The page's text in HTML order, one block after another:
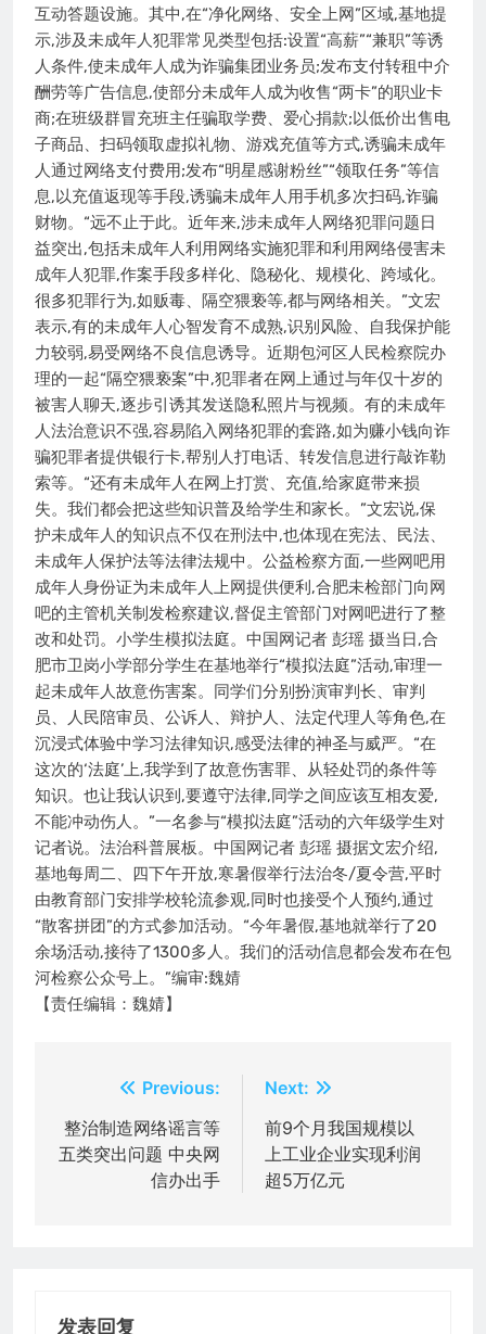
互动答题设施。其中,在“净化网络、安全上网”区域,基地提
示,涉及未成年人犯罪常见类型包括:设置“高薪”“兼职”等诱
人条件,使未成年人成为诈骗集团业务员;发布支付转租中介
酬劳等广告信息,使部分未成年人成为收售“两卡”的职业卡
商;在班级群冒充班主任骗取学费、爱心捐款;以低价出售电
子商品、扫码领取虚拟礼物、游戏充值等方式,诱骗未成年
人通过网络支付费用;发布“明星感谢粉丝”“领取任务”等信
息,以充值返现等手段,诱骗未成年人用手机多次扫码,诈骗
财物。“远不止于此。近年来,涉未成年人网络犯罪问题日
益突出,包括未成年人利用网络实施犯罪和利用网络侵害未
成年人犯罪,作案手段多样化、隐秘化、规模化、跨域化。
很多犯罪行为,如贩毒、隔空猥亵等,都与网络相关。”文宏
表示,有的未成年人心智发育不成熟,识别风险、自我保护能
力较弱,易受网络不良信息诱导。近期包河区人民检察院办
理的一起“隔空猥亵案”中,犯罪者在网上通过与年仅十岁的
被害人聊天,逐步引诱其发送隐私照片与视频。有的未成年
人法治意识不强,容易陷入网络犯罪的套路,如为赚小钱向诈
骗犯罪者提供银行卡,帮别人打电话、转发信息进行敲诈勒
索等。“还有未成年人在网上打赏、充值,给家庭带来损
失。我们都会把这些知识普及给学生和家长。”文宏说,保
护未成年人的知识点不仅在刑法中,也体现在宪法、民法、
未成年人保护法等法律法规中。公益检察方面,一些网吧用
成年人身份证为未成年人上网提供便利,合肥未检部门向网
吧的主管机关制发检察建议,督促主管部门对网吧进行了整
改和处罚。小学生模拟法庭。中国网记者 彭瑶 摄当日,合
肥市卫岗小学部分学生在基地举行“模拟法庭”活动,审理一
起未成年人故意伤害案。同学们分别扮演审判长、审判
员、人民陪审员、公诉人、辩护人、法定代理人等角色,在
沉浸式体验中学习法律知识,感受法律的神圣与威严。“在
这次的‘法庭’上,我学到了故意伤害罪、从轻处罚的条件等
知识。也让我认识到,要遵守法律,同学之间应该互相友爱,
不能冲动伤人。”一名参与“模拟法庭”活动的六年级学生对
记者说。法治科普展板。中国网记者 彭瑶 摄据文宏介绍,
基地每周二、四下午开放,寒暑假举行法治冬/夏令营,平时
由教育部门安排学校轮流参观,同时也接受个人预约,通过
“散客拼团”的方式参加活动。“今年暑假,基地就举行了20
余场活动,接待了1300多人。我们的活动信息都会发布在包
河检察公众号上。”编审:魏婧
【责任编辑：魏婧】
章
导
Previous:
整治制造网络谣言等
五类突出问题 中央网
信办出手
Next:
前9个月我国规模以
上工业企业实现利润
超5万亿元
发表回复